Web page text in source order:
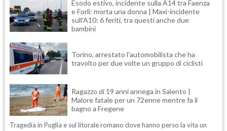
Esodo estivo, incidente sulla A14 tra Faenza
e Forlì: morta una donna | Maxi-incidente
sull'A10: 6 feriti, tra questi anche due
bambini
Torino, arrestato l'automobilista che ha
travolto per due volte un gruppo di ciclisti
Ragazzo di 19 anni annega in Salento |
Malore fatale per un 72enne mentre fa il
bagno a Fregene
Tragedia in Puglia e sul litorale romano dove hanno perso la vita un